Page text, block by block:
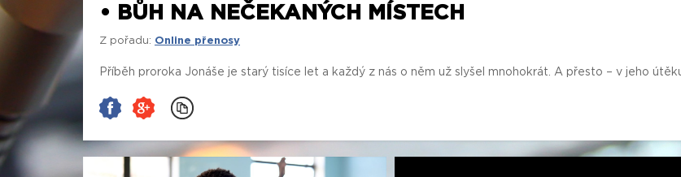
• BŮH NA NEČEKANÝCH MÍSTECH
Z pořadu: Online přenosy
Příběh proroka Jonáše je starý tisíce let a každý z nás o něm už slyšel mnohokrát. A přesto – v jeho